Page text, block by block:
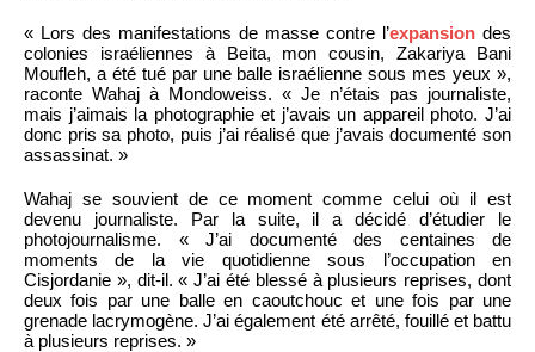
« Lors des manifestations de masse contre l’expansion des
colonies israéliennes à Beita, mon cousin, Zakariya Bani
Moufleh, a été tué par une balle israélienne sous mes yeux »,
raconte Wahaj à Mondoweiss. « Je n’étais pas journaliste,
mais j’aimais la photographie et j’avais un appareil photo. J’ai
donc pris sa photo, puis j’ai réalisé que j’avais documenté son
assassinat. »
Wahaj se souvient de ce moment comme celui où il est
devenu journaliste. Par la suite, il a décidé d’étudier le
photojournalisme. « J’ai documenté des centaines de
moments de la vie quotidienne sous l’occupation en
Cisjordanie », dit-il. « J’ai été blessé à plusieurs reprises, dont
deux fois par une balle en caoutchouc et une fois par une
grenade lacrymogène. J’ai également été arrêté, fouillé et battu
à plusieurs reprises. »